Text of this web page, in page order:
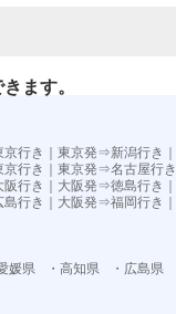
ます。
行き 東京発⇒新潟行き
行き 東京発⇒名古屋行き
行き 大阪発⇒徳島行き
行き 大阪発⇒福岡行き｜
媛県 ・高知県 ・広島県